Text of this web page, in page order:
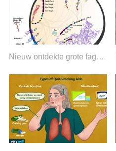
Nieuw ontdekte grote fagen vervagen de grens tussen leven en niet-leven